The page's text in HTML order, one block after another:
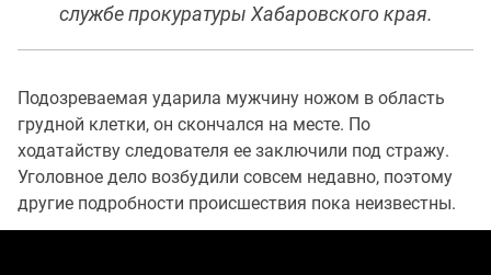
службе прокуратуры Хабаровского края.
Подозреваемая ударила мужчину ножом в область
грудной клетки, он скончался на месте. По
ходатайству следователя ее заключили под стражу.
Уголовное дело возбудили совсем недавно, поэтому
другие подробности происшествия пока неизвестны.